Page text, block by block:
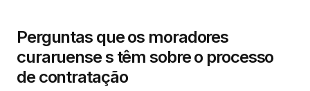
Perguntas que os moradores
curaruense s têm sobre o processo
de contratação